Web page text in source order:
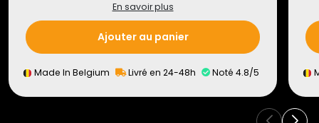
En savoir plus
Ajouter au panier
Made In Belgium Livré en 24-48h Noté 4.8/5